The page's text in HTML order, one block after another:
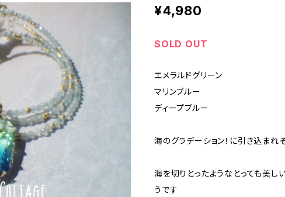
¥4,980
SOLD OUT
エメラルドグリーン
マリンブルー
ディープブルー
海のグラデーション！に引き込まれそ
海を切りとったようなとっても美
うです